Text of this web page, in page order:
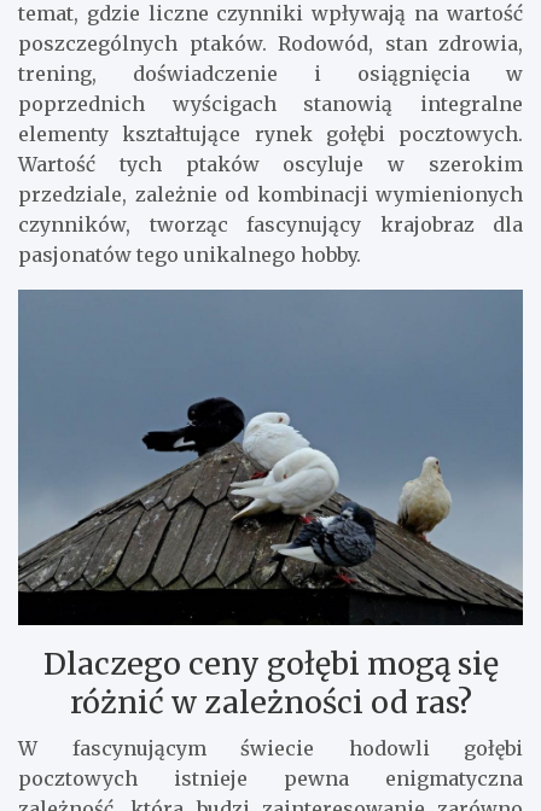
temat, gdzie liczne czynniki wpływają na wartość
poszczególnych ptaków. Rodowód, stan zdrowia,
trening, doświadczenie i osiągnięcia w
poprzednich wyścigach stanowią integralne
elementy kształtujące rynek gołębi pocztowych.
Wartość tych ptaków oscyluje w szerokim
przedziale, zależnie od kombinacji wymienionych
czynników, tworząc fascynujący krajobraz dla
pasjonatów tego unikalnego hobby.
Dlaczego ceny gołębi mogą się
różnić w zależności od ras?
W fascynującym świecie hodowli gołębi
pocztowych istnieje pewna enigmatyczna